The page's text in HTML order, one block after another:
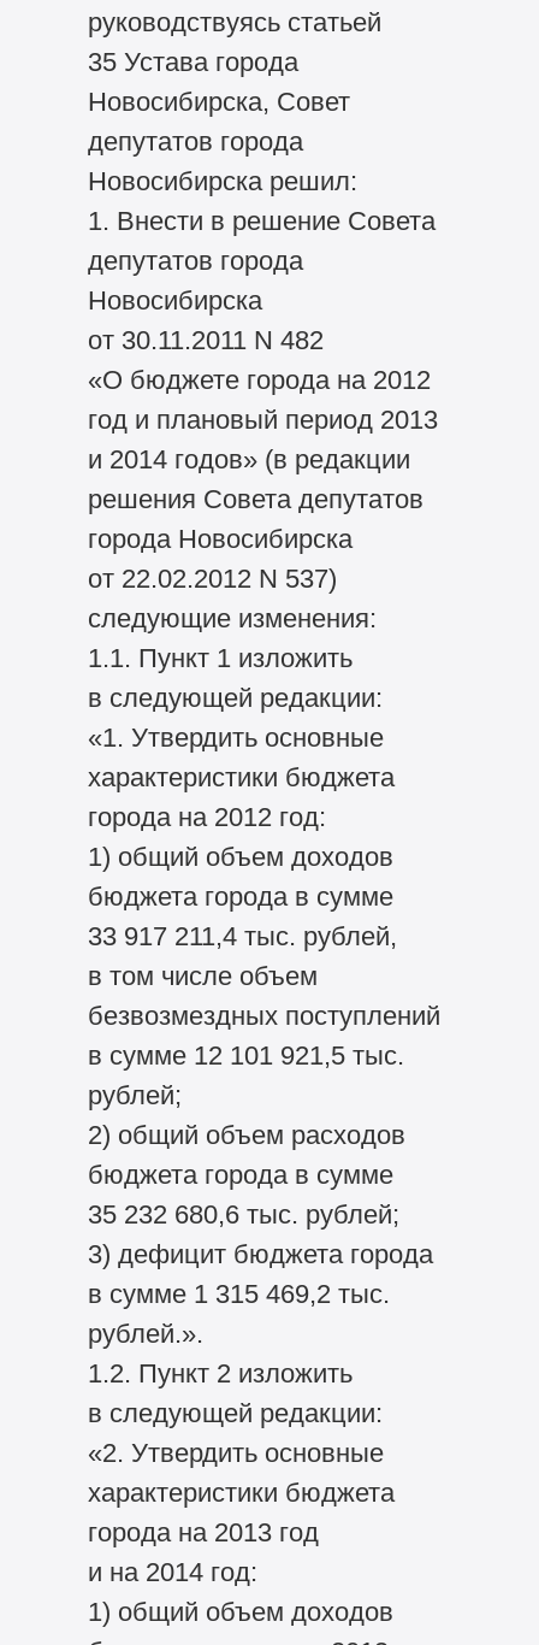
руководствуясь статьей
35 Устава города
Новосибирска, Совет
депутатов города
Новосибирска решил:
1. Внести в решение Совета
депутатов города
Новосибирска
от 30.11.2011 N 482
«О бюджете города на 2012
год и плановый период 2013
и 2014 годов» (в редакции
решения Совета депутатов
города Новосибирска
от 22.02.2012 N 537)
следующие изменения:
1.1. Пункт 1 изложить
в следующей редакции:
«1. Утвердить основные
характеристики бюджета
города на 2012 год:
1) общий объем доходов
бюджета города в сумме
33 917 211,4 тыс. рублей,
в том числе объем
безвозмездных поступлений
в сумме 12 101 921,5 тыс.
рублей;
2) общий объем расходов
бюджета города в сумме
35 232 680,6 тыс. рублей;
3) дефицит бюджета города
в сумме 1 315 469,2 тыс.
рублей.».
1.2. Пункт 2 изложить
в следующей редакции:
«2. Утвердить основные
характеристики бюджета
города на 2013 год
и на 2014 год:
1) общий объем доходов